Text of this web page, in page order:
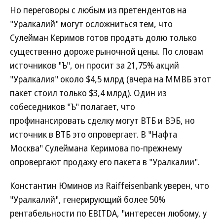
Но переговоры с любым из претендентов на
"Уралкалий" могут осложниться тем, что
Сулейман Керимов готов продать долю только
существенно дороже рыночной цены. По словам
источников "Ъ", он просит за 21,75% акций
"Уралкалия" около $4,5 млрд (вчера на ММВБ этот
пакет стоил только $3,4 млрд). Один из
собеседников "Ъ" полагает, что
профинансировать сделку могут ВТБ и ВЭБ, но
источник в ВТБ это опровергает. В "Нафта
Москва" Сулеймана Керимова по-прежнему
опровергают продажу его пакета в "Уралкалии".
Константин Юминов из Raiffeisenbank уверен, что
"Уралкалий", генерирующий более 50%
рентабельности по EBITDA, "интересен любому, у